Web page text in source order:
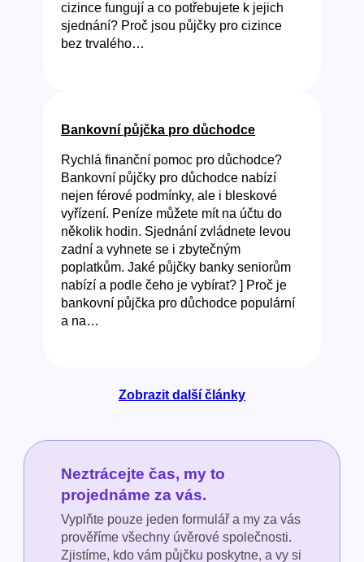
cizince fungují a co potřebujete k jejich
sjednání? Proč jsou půjčky pro cizince
bez trvalého…
Bankovní půjčka pro důchodce
Rychlá finanční pomoc pro důchodce?
Bankovní půjčky pro důchodce nabízí
nejen férové podmínky, ale i bleskové
vyřízení. Peníze můžete mít na účtu do
několik hodin. Sjednání zvládnete levou
zadní a vyhnete se i zbytečným
poplatkům. Jaké půjčky banky seniorům
nabízí a podle čeho je vybírat? ] Proč je
bankovní půjčka pro důchodce populární
a na…
Zobrazit další články
Neztrácejte čas, my to
projednáme za vás.
Vyplňte pouze jeden formulář a my za vás
prověříme všechny úvěrové společnosti.
Zjistíme, kdo vám půjčku poskytne, a vy si